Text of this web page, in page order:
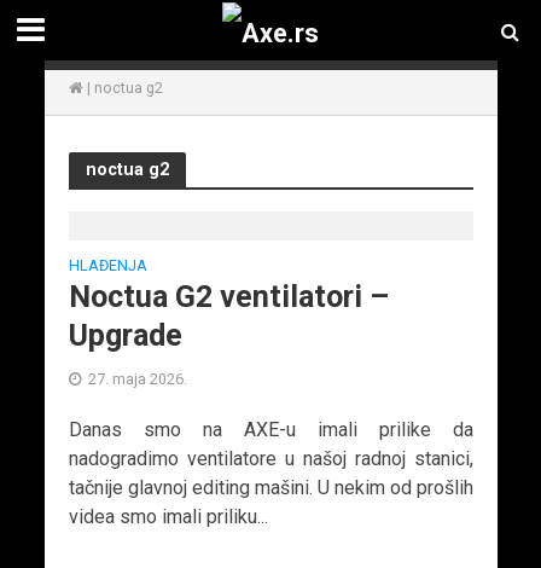
| noctua g2
noctua g2
HLAĐENJA
Noctua G2 ventilatori –
Upgrade
27. maja 2026.
Danas smo na AXE-u imali prilike da
nadogradimo ventilatore u našoj radnoj stanici,
tačnije glavnoj editing mašini. U nekim od prošlih
videa smo imali priliku...